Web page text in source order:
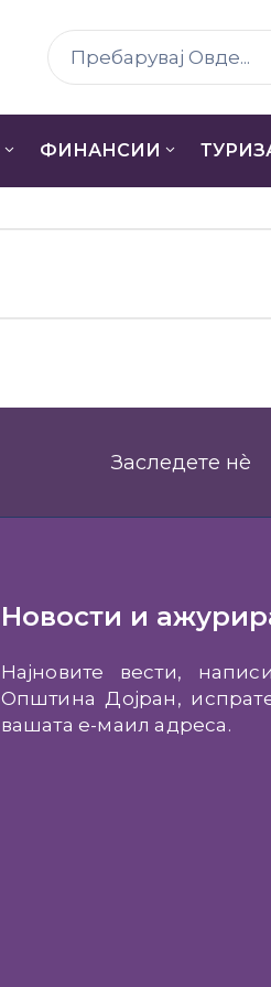
ФИНАНСИИ
Заследете нè
Новости и
Најновите вести,
Општина Дојран,
вашата е-маил адреса.